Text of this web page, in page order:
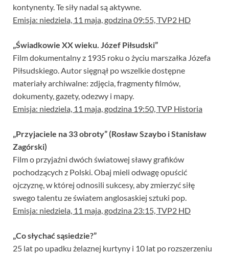
kontynenty. Te siły nadal są aktywne.
Emisja: niedziela, 11 maja, godzina 09:55, TVP2 HD
„Świadkowie XX wieku. Józef Piłsudski”
Film dokumentalny z 1935 roku o życiu marszałka Józefa
Piłsudskiego. Autor sięgnął po wszelkie dostępne
materiały archiwalne: zdjęcia, fragmenty filmów,
dokumenty, gazety, odezwy i mapy.
Emisja: niedziela, 11 maja, godzina 19:50, TVP Historia
„Przyjaciele na 33 obroty” (Rosław Szaybo i Stanisław
Zagórski)
Film o przyjaźni dwóch światowej sławy grafików
pochodzących z Polski. Obaj mieli odwagę opuścić
ojczyznę, w której odnosili sukcesy, aby zmierzyć siłę
swego talentu ze światem anglosaskiej sztuki pop.
Emisja: niedziela, 11 maja, godzina 23:15, TVP2 HD
„Co słychać sąsiedzie?”
25 lat po upadku żelaznej kurtyny i 10 lat po rozszerzeniu